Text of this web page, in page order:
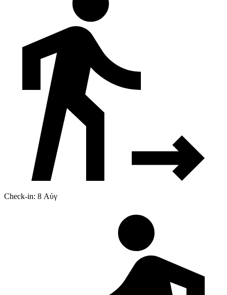
Check-in: 8 Αύγ